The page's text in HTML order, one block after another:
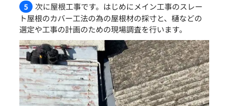
5
次に屋根工事です。はじめにメイン工事のスレー
ト屋根のカバー工法の為の屋根材の採寸と、樋などの
選定や工事の計画のための現場調査を行います。